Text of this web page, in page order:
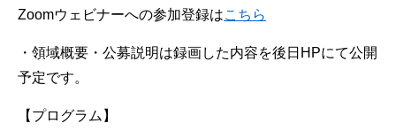
Zoomウェビナーへの参加登録はこちら
・領域概要・公募説明は録画した内容を後日 HPにて公開
予定です。
【プログラム】